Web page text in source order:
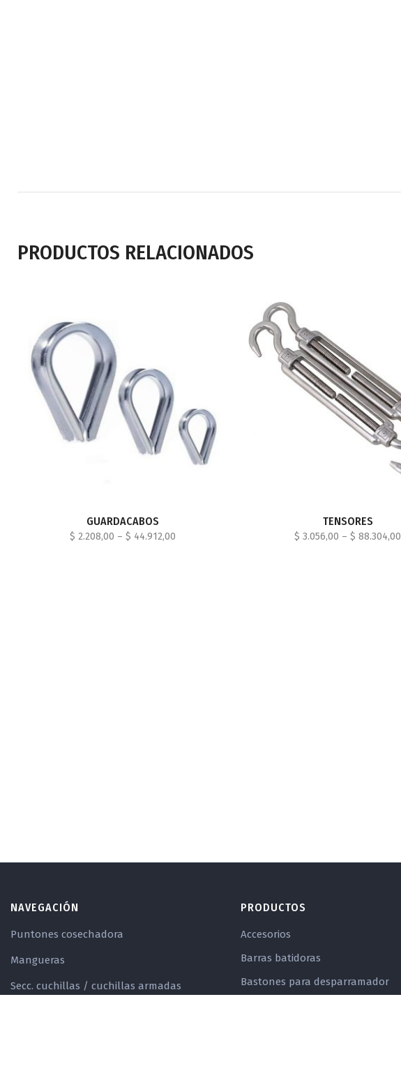
PRODUCTOS RELACIONADOS
SELECCIONAR OPCIONES
GUARDACABOS
$ 2.208,00 – $ 44.912,00
SELECCIONAR OPCIONES
TENSORES
$ 3.056,00 – $ 88.304,00
NAVEGACIÓN
Puntones cosechadora
Mangueras
Secc. cuchillas / cuchillas armadas
PRODUCTOS
Accesorios
Barras batidoras
Bastones para desparramador